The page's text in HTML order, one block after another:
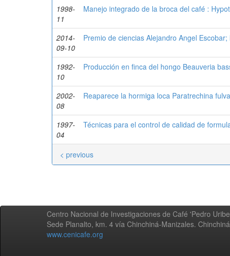
1998-
11
Manejo integrado de la broca del café :
2014-
09-10
Premio de ciencias Alejandro Angel
1992-
10
Producción en finca del hongo Beauveria
2002-
08
Reaparece la hormiga loca Paratrechina
1997-
04
Técnicas para el control de calidad de
< previous
Centro Nacional de Investigaciones de Café 'Pedro
Sede Planalto, km. 4 vía Chinchiná-Manizales.
www.cenicafe.org